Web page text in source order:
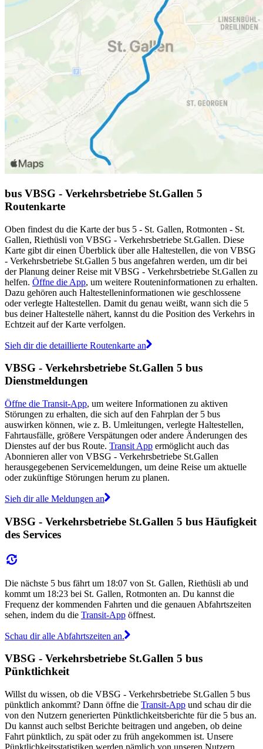
bus VBSG - Verkehrsbetriebe St.Gallen 5
Routenkarte
Oben findest du die Karte der bus 5 - St. Gallen, Rotmonten - St.
Gallen, Riethüsli von VBSG - Verkehrsbetriebe St.Gallen. Diese
Karte gibt dir einen Überblick über alle Haltestellen, die von VBSG
- Verkehrsbetriebe St.Gallen 5 bus angefahren werden, um dir bei
der Planung deiner Reise mit VBSG - Verkehrsbetriebe St.Gallen zu
helfen. Öffne die App, um weitere Routeninformationen zu erhalten.
Dazu gehören auch Haltestelleninformationen wie geschlossene
oder verlegte Haltestellen. Damit du genau weißt, wann sich die 5
bus deiner Haltestelle nähert, kannst du die Position des Verkehrs in
Echtzeit auf der Karte verfolgen.
Sieh dir die detaillierte Routenkarte an
VBSG - Verkehrsbetriebe St.Gallen 5 bus
Dienstmeldungen
Öffne die Transit-App, um weitere Informationen zu aktiven
Störungen zu erhalten, die sich auf den Fahrplan der 5 bus
auswirken können, wie z. B. Umleitungen, verlegte Haltestellen,
Fahrtausfälle, größere Verspätungen oder andere Änderungen des
Dienstes auf der bus Route. Transit App ermöglicht auch das
Abonnieren aller von VBSG - Verkehrsbetriebe St.Gallen
herausgegebenen Servicemeldungen, um deine Reise um aktuelle
oder zukünftige Störungen herum zu planen.
Sieh dir alle Meldungen an
VBSG - Verkehrsbetriebe St.Gallen 5 bus Häufigkeit
des Services
Die nächste 5 bus fährt um 18:07 von St. Gallen, Riethüsli ab und
kommt um 18:23 bei St. Gallen, Rotmonten an. Du kannst die
Frequenz der kommenden Fahrten und die genauen Abfahrtszeiten
sehen, indem du die Transit-App öffnest.
Schau dir alle Abfahrtszeiten an.
VBSG - Verkehrsbetriebe St.Gallen 5 bus
Pünktlichkeit
Willst du wissen, ob die VBSG - Verkehrsbetriebe St.Gallen 5 bus
pünktlich ankommt? Dann öffne die Transit-App und schau dir die
von den Nutzern generierten Pünktlichkeitsberichte für die 5 bus an.
Du kannst auch selbst Berichte beitragen und angeben, ob deine
Fahrt pünktlich, zu spät oder zu früh angekommen ist. Unsere
Pünktlichkeitsstatistiken werden nämlich von unseren Nutzern